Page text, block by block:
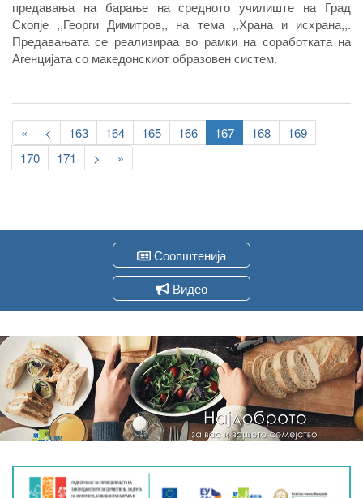
предавања на барање на средното училиште на Град
Скопје ,,Георги Димитров,, на тема ,,Храна и исхрана,,.
Предавањата се реализираа во рамки на соработката на
Агенцијата со македонскиот образовен систем.
Pagination
First
page
«
Previous
page
< Page
163 Page
164 Page
165 Page
166
Current
page
167 Page
168 Page
169
Page
170 Page
171
Следна
страна
>
Last
page
»
Соопштенија
Видео